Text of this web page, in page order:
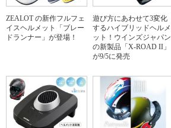
ZEALOT の新作フルフェ
イスヘルメット「ブレー
ドランナー」が登場！
遊び方にあわせて3変化
するハイブリッドヘルメ
ット！ウインズジャパン
の新製品「X-ROAD II」
が9/5に発売